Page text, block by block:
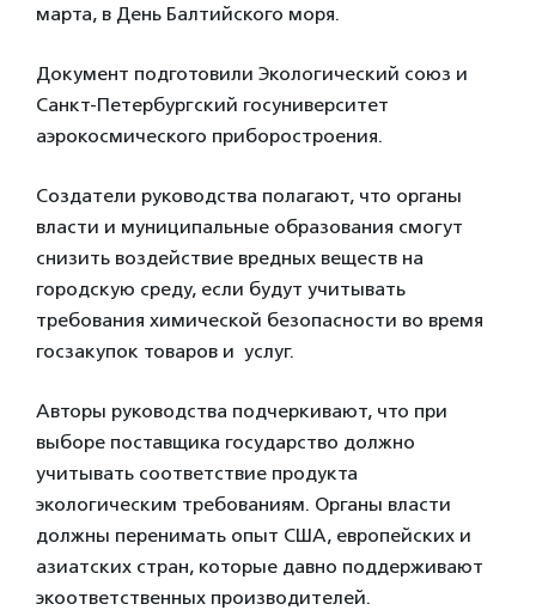
марта, в День Балтийского моря.
Документ подготовили Экологический союз и
Санкт-Петербургский госуниверситет
аэрокосмического приборостроения.
Создатели руководства полагают, что органы
власти и муниципальные образования смогут
снизить воздействие вредных веществ на
городскую среду, если будут учитывать
требования химической безопасности во время
госзакупок товаров и услуг.
Авторы руководства подчеркивают, что при
выборе поставщика государство должно
учитывать соответствие продукта
экологическим требованиям. Органы власти
должны перенимать опыт США, европейских и
азиатских стран, которые давно поддерживают
экоответственных производителей.